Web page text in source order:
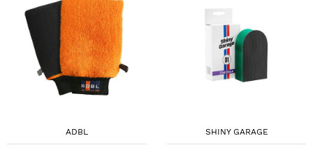
ADBL SHINY GARAGE